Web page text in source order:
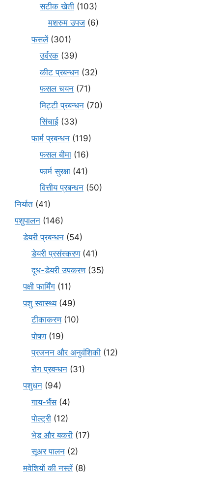
सटीक खेती (103)
मशरुम उपज (6)
फसलें(301)
उर्वरक (39)
कीट प्रबन्धन (32)
फसल चयन (71)
मि‌ट्टी प्रबन्धन (70)
सिंचाई (33)
फार्म प्रबन्धन (119)
फसल बीमा (16)
फार्म सुरक्षा (41)
वित्तीय प्रबन्धन (50)
निर्यात (41)
पशुपालन (146)
डेयरी प्रबन्धन (54)
डेयरी प्रसंस्करण(41)
दूध-डेयरी उपकरण(35)
पक्षी फार्मिंग (11)
पशु स्वास्थ्य(49)
टीकाकरण(10)
पोषण(19)
प्रजनन और अनुवंशिकी (12)
रोग प्रबन्धन (31)
पशुधन (94)
गाय-भैंस(4)
पोल्ट्री (12)
भेड़ और बकरी (17)
सूअर पालन (2)
मवेशियों की नस्लें(8)